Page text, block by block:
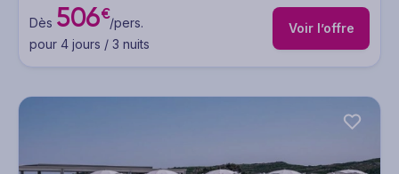
Dès 506€/pers.
pour 4 jours / 3 nuits
Voir l’offre